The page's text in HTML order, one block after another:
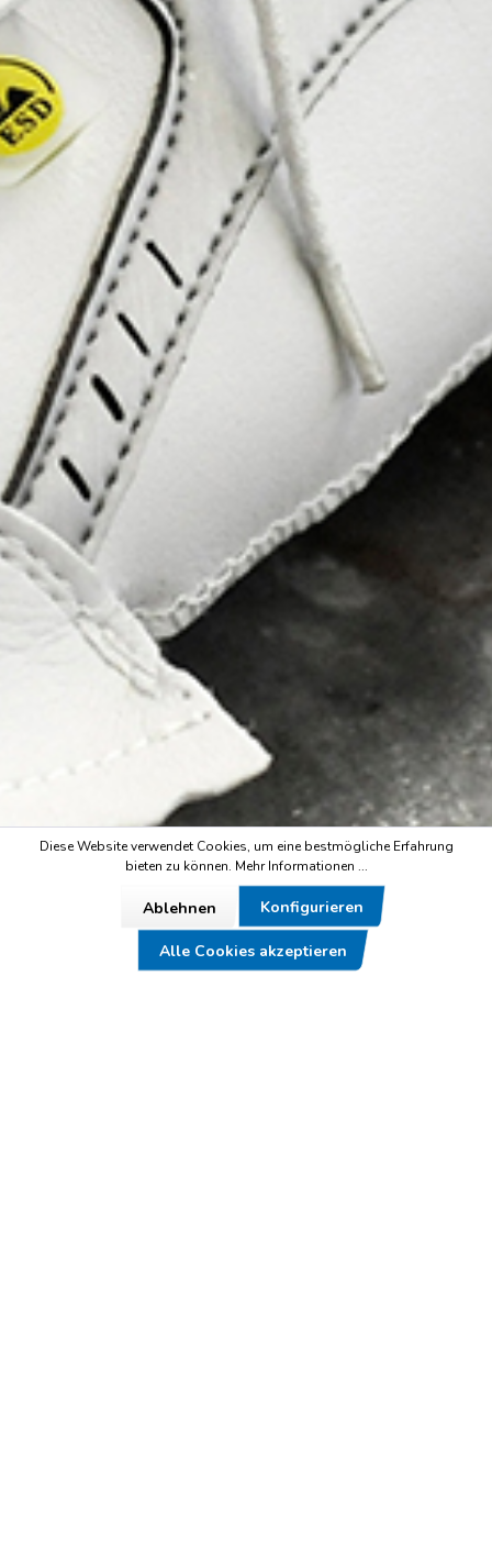
Diese Website verwendet Cookies, um eine bestmögliche Erfahrung
bieten zu können. Mehr Informationen ...
Ablehnen Konfigurieren
Alle Cookies akzeptieren